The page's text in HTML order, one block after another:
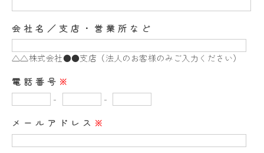
会社名／支店・営業所など
△△株式会社●●支店（法人のお客様のみご入力ください）
電話番号 ※
-
-
メールアドレス ※